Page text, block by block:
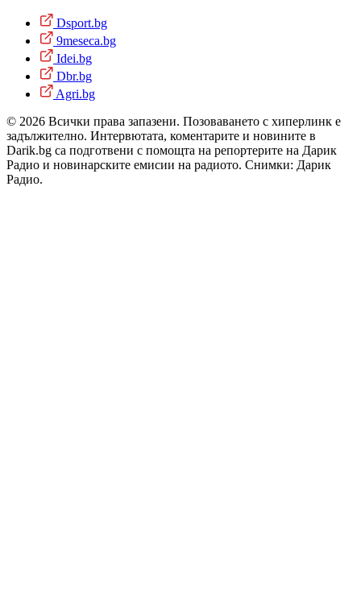
Dsport.bg
9meseca.bg
Idei.bg
Dbr.bg
Agri.bg
© 2026 Всички права запазени. Позоваването с хиперлинк е
задължително. Интервютата, коментарите и новините в
Darik.bg са подготвени с помощта на репортерите на Дарик
Радио и новинарските емисии на радиото. Снимки: Дарик
Радио.